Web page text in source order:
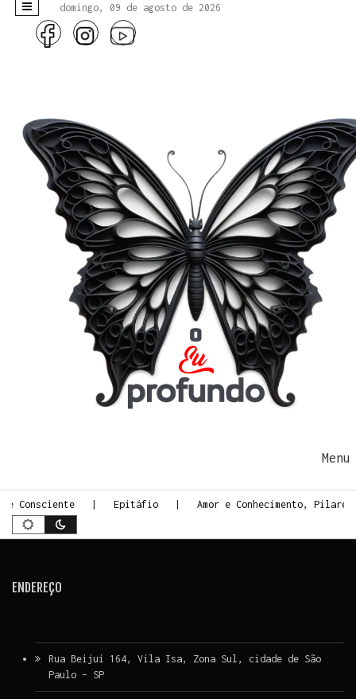
domingo, 09 de agosto de 2026
Consciente Epitáfio Amor e Conhecimento,
ENDEREÇO
Rua Beijuí 164, Vila Isa, Zona Sul, cidade de São
Paulo – SP